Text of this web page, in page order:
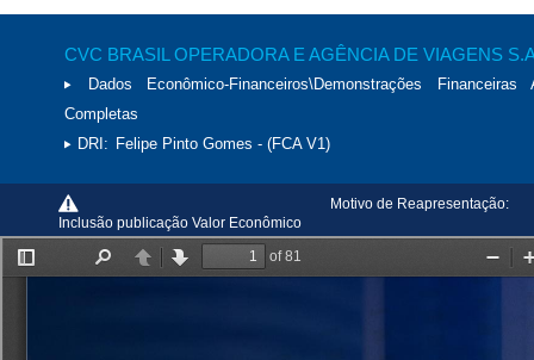
CVC BRASIL OPERADORA E AGÊNCIA DE VIAGENS
Dados Econômico-Financeiros\Demonstrações Financeiras
Completas
DRI: Felipe Pinto Gomes - (FCA V1)
Motivo de Reapresentação:
Inclusão publicação Valor Econômico